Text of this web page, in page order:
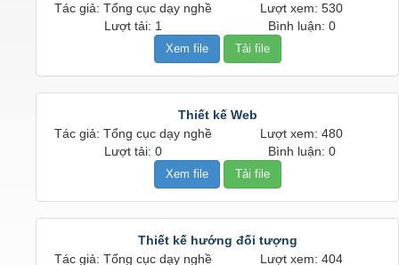
Tác giả: Tổng cục dạy nghề
Lượt xem: 530
Lượt tải: 1
Bình luận: 0
Xem file Tải file
Thiết kế Web
Tác giả: Tổng cục dạy nghề
Lượt xem: 480
Lượt tải: 0
Bình luận: 0
Xem file Tải file
Thiết kế hướng đối tượng
Tác giả: Tổng cục dạy nghề
Lượt xem: 404